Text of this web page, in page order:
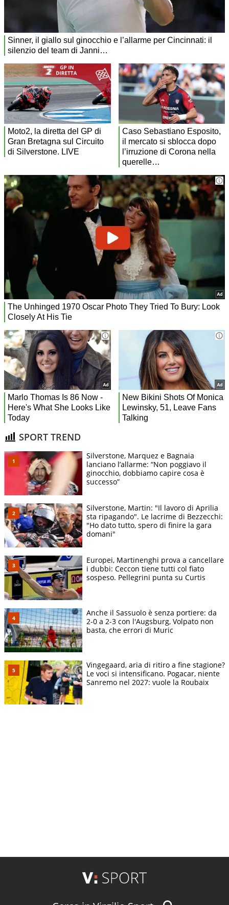
SPORT TREND
Silverstone, Marquez e Bagnaia
lanciano l’allarme: “Non poggiavo il
ginocchio, dobbiamo capire cosa è
successo”
Silverstone, Martin: "Il lavoro di Aprilia
sta ripagando". Le lacrime di Bezzecchi:
"Ho dato tutto, spero di finire la gara
domani"
Europei, Martinenghi prova a cancellare
i dubbi: Ceccon tiene tutti col fiato
sospeso. Pellegrini punta su Curtis
Anche il Sassuolo è senza portiere: da
2-0 a 2-3 con l'Augsburg, Volpato non
basta, che errori di Muric
Vingegaard, aria di ritiro a fine stagione?
Le voci si intensificano. Pogacar, niente
Sanremo nel 2027: vuole la Roubaix